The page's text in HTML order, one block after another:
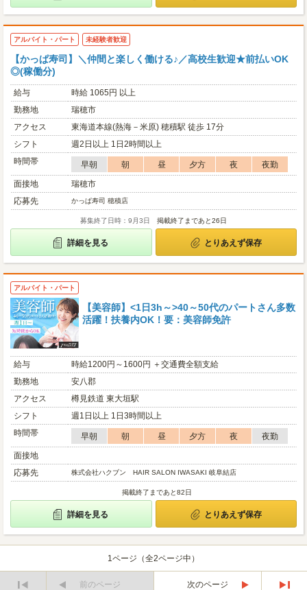
アルバイト・パート 未経験者歓迎
【かっぱ寿司】＼仲間と楽しく働ける♪／高校生歓迎★前払いOK
◎(稼働分)
給与
時給 1065円 以上
勤務地
瑞穂市
アクセス
東海道本線(熱海－米原) 穂積駅 徒歩 17分
シフト
週2日以上 1日2時間以上
時間帯
早朝 朝 昼 夕方 夜
夜勤
面接地
瑞穂市
応募先
かっぱ寿司 穂積店
募集終了日時：9月3日 掲載終了まであと26日
詳細を見る とりあえず保存
アルバイト・パート
【美容師】<1日3h～>40～50代のパートさん多数
活躍！扶養内OK！要：美容師免許
給与
時給1200円～1600円 ＋交通費全額支給
勤務地
安八郡
アクセス
樽見鉄道 東大垣駅
シフト
週1日以上 1日3時間以上
時間帯
早朝 朝 昼 夕方 夜
夜勤
面接地
応募先
株式会社ハクブン HAIR SALON IWASAKI 岐阜結店
掲載終了まであと82日
詳細を見る とりあえず保存
1ページ（全2ページ中）
前のページ
次のページ